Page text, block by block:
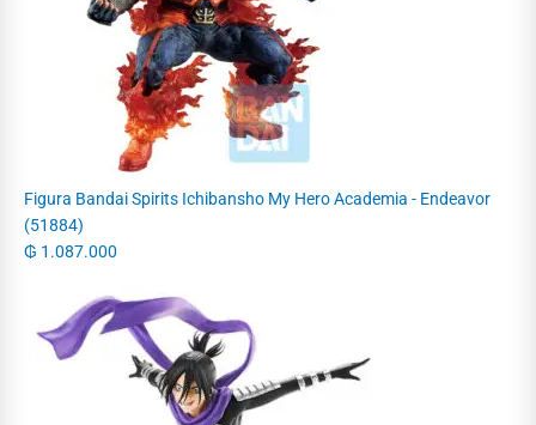
Figura Bandai Spirits Ichibansho My Hero Academia - Endeavor
(51884)
₲ 1.087.000